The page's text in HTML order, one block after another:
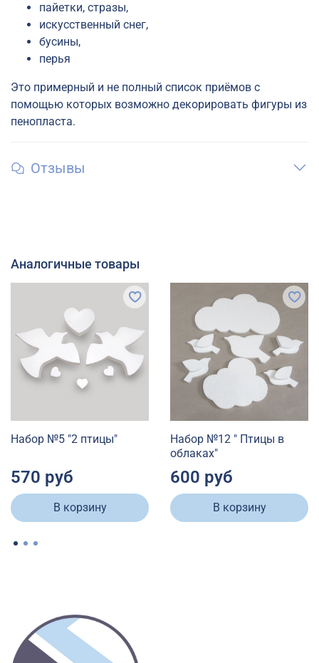
пайетки, стразы,
искусственный снег,
бусины,
перья
Это примерный и не полный список приёмов с
помощью которых возможно декорировать фигуры из
пенопласта.
Отзывы
Аналогичные товары
Набор №5 "2 птицы"
570 руб
В корзину
Набор №12 " Птицы в
облаках"
600 руб
В корзину